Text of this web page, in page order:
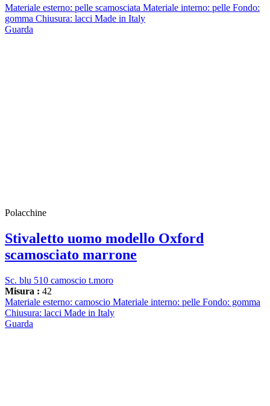
Materiale esterno: pelle scamosciata Materiale interno: pelle Fondo:
gomma Chiusura: lacci Made in Italy
Guarda
Polacchine
Stivaletto uomo modello Oxford
scamosciato marrone
Sc. blu 510 camoscio t.moro
Misura : 42
Materiale esterno: camoscio Materiale interno: pelle Fondo: gomma
Chiusura: lacci Made in Italy
Guarda